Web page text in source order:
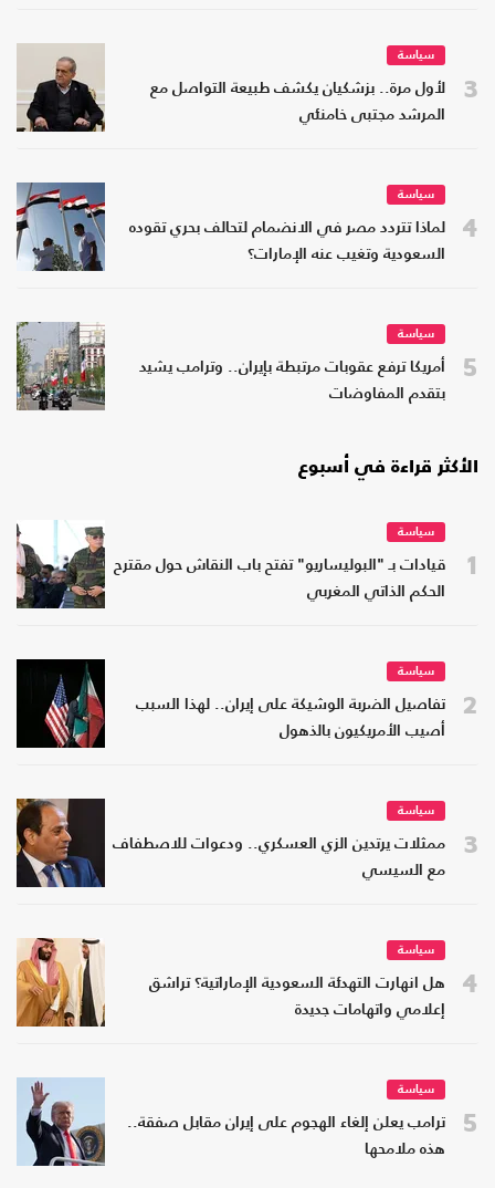
3
سياسة
لأول مرة.. بزشكيان يكشف طبيعة التواصل مع
المرشد مجتبى خامنئي
4
سياسة
لماذا تتردد مصر في الانضمام لتحالف بحري تقوده
السعودية وتغيب عنه الإمارات؟
5
سياسة
أمريكا ترفع عقوبات مرتبطة بإيران.. وترامب يشيد
بتقدم المفاوضات
الأكثر قراءة في أسبوع
1
سياسة
قيادات بـ "البوليساريو" تفتح باب النقاش حول مقترح
الحكم الذاتي المغربي
2
سياسة
تفاصيل الضربة الوشيكة على إيران.. لهذا السبب
أصيب الأمريكيون بالذهول
3
سياسة
ممثلات يرتدين الزي العسكري.. ودعوات للاصطفاف
مع السيسي
4
سياسة
هل انهارت التهدئة السعودية الإماراتية؟ تراشق
إعلامي واتهامات جديدة
5
سياسة
ترامب يعلن إلغاء الهجوم على إيران مقابل صفقة..
هذه ملامحها